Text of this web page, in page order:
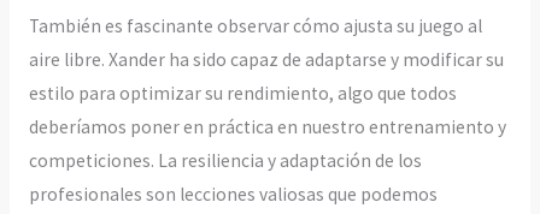
También es fascinante observar cómo ajusta su juego al
aire libre. Xander ha sido capaz de adaptarse y modificar su
estilo para optimizar su rendimiento, algo que todos
deberíamos poner en práctica en nuestro entrenamiento y
competiciones. La resiliencia y adaptación de los
profesionales son lecciones valiosas que podemos